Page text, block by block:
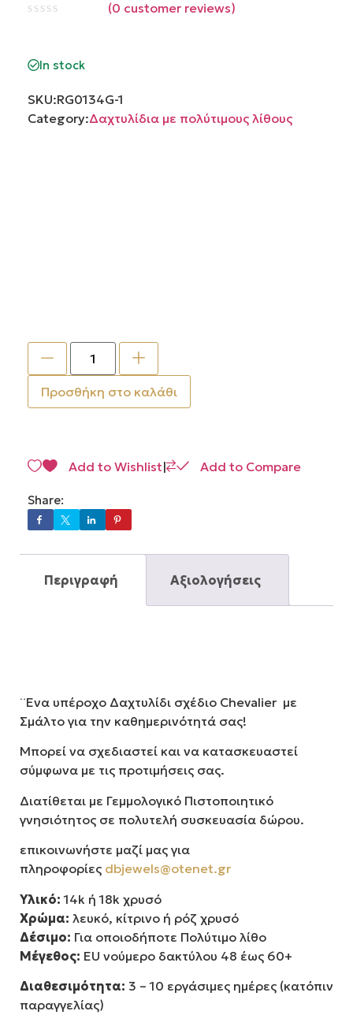
από
(0 customer reviews)
In stock
SKU:RG0134G-1
Category:Δαχτυλίδια με πολύτιμους λίθους
Προσθήκη στο καλάθι
Add to Wishlist| Add to Compare
Share:
Περιγραφή Αξιολογήσεις
¨Ενα υπέροχο Δαχτυλίδι σχέδιο Chevalier με
Σμάλτο για την καθημερινότητά σας!
Μπορεί να σχεδιαστεί και να κατασκευαστεί
σύμφωνα με τις προτιμήσεις σας.
Διατίθεται με Γεμμολογικό Πιστοποιητικό
γνησιότητος σε πολυτελή συσκευασία δώρου.
επικοινωνήστε μαζί μας για
πληροφορίες dbjewels@otenet.gr
Υλικό: 14k ή 18k χρυσό
Χρώμα: λευκό, κίτρινο ή ρόζ χρυσό
Δέσιμο: Για οποιοδήποτε Πολύτιμο λίθο
Μέγεθος: EU νούμερο δακτύλου 48 έως 60+
Διαθεσιμότητα: 3 – 10 εργάσιμες ημέρες (κατόπιν
παραγγελίας)